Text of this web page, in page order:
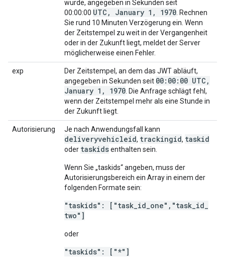
wurde, angegeben in Sekunden seit
00:00:00 UTC, January 1, 1970 . Rechnen
Sie rund 10 Minuten Verzögerung ein. Wenn
der Zeitstempel zu weit in der Vergangenheit
oder in der Zukunft liegt, meldet der Server
möglicherweise einen Fehler.
exp
Der Zeitstempel, an dem das JWT abläuft,
angegeben in Sekunden seit 00:00:00 UTC,
January 1, 1970 . Die Anfrage schlägt fehl,
wenn der Zeitstempel mehr als eine Stunde in
der Zukunft liegt.
Autorisierung Je nach Anwendungsfall kann
deliveryvehicleid, trackingid, taskid
oder taskidsenthalten sein.
Wenn Sie „taskids“ angeben, muss der
Autorisierungsbereich ein Array in einem der
folgenden Formate sein:
"taskids": ["task id one" , "task id
two"]
oder
"taskids": ["*"]